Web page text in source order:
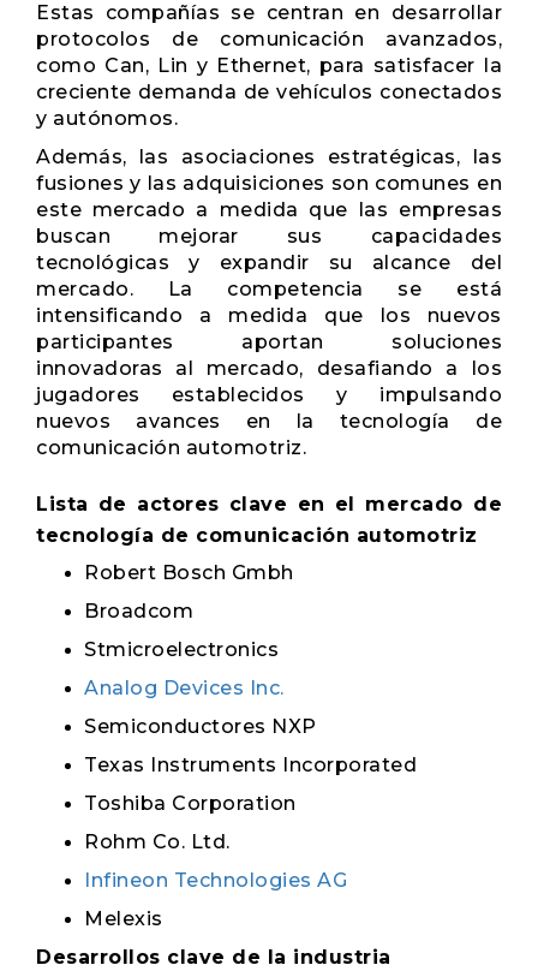
Estas compañías se centran en desarrollar
protocolos de comunicación avanzados,
como Can, Lin y Ethernet, para satisfacer la
creciente demanda de vehículos conectados
y autónomos.
Además, las asociaciones estratégicas, las
fusiones y las adquisiciones son comunes en
este mercado a medida que las empresas
buscan mejorar sus capacidades
tecnológicas y expandir su alcance del
mercado. La competencia se está
intensificando a medida que los nuevos
participantes aportan soluciones
innovadoras al mercado, desafiando a los
jugadores establecidos y impulsando
nuevos avances en la tecnología de
comunicación automotriz.
Lista de actores clave en el mercado de
tecnología de comunicación automotriz
Robert Bosch Gmbh
Broadcom
Stmicroelectronics
Analog Devices Inc.
Semiconductores NXP
Texas Instruments Incorporated
Toshiba Corporation
Rohm Co. Ltd.
Infineon Technologies AG
Melexis
Desarrollos clave de la industria